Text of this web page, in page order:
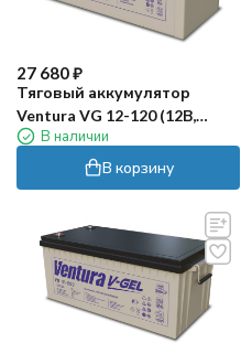
27 680₽
Тяговый аккумулятор
Ventura VG 12-120 (12В,
120Ач, GEL)
В наличии
В корзину